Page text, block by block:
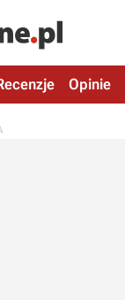
Opinie